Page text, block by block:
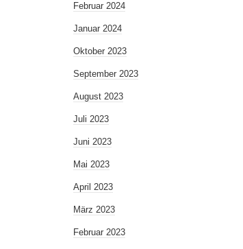
Februar 2024
Januar 2024
Oktober 2023
September 2023
August 2023
Juli 2023
Juni 2023
Mai 2023
April 2023
März 2023
Februar 2023